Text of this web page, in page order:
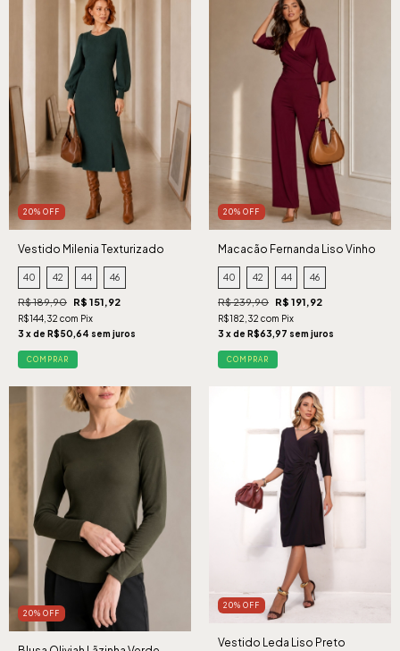
20% OFF
Vestido Milenia Texturizado
Verde
40 42 44 46
R$ 189,90 R$ 151,92
R$144,32 com Pix
3 x de R$50,64 sem juros
COMPRAR
20% OFF
Macacão Fernanda Liso Vinho
40 42 44 46
R$ 239,90 R$ 191,92
R$182,32 com Pix
3 x de R$63,97 sem juros
COMPRAR
20% OFF
20% OFF
Vestido Leda Liso Preto